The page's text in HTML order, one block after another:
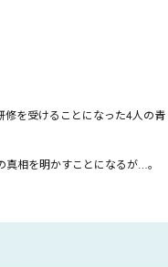
修を受けることになった4人の青
相を明かすことになるが…。